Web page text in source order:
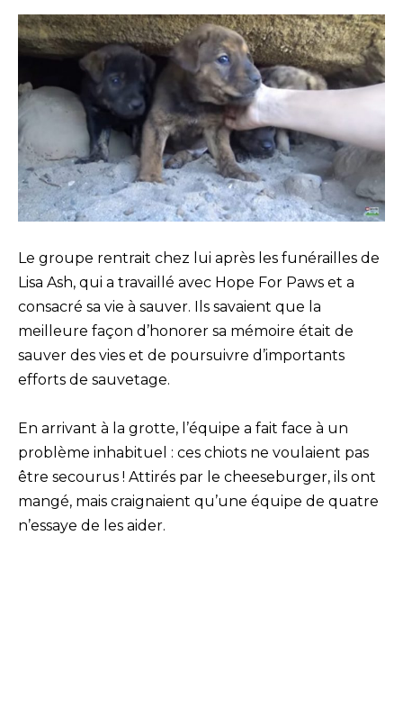
Le groupe rentrait chez lui après les funérailles de
Lisa Ash, qui a travaillé avec Hope For Paws et a
consacré sa vie à sauver. Ils savaient que la
meilleure façon d’honorer sa mémoire était de
sauver des vies et de poursuivre d’importants
efforts de sauvetage.
En arrivant à la grotte, l’équipe a fait face à un
problème inhabituel : ces chiots ne voulaient pas
être secourus ! Attirés par le cheeseburger, ils ont
mangé, mais craignaient qu’une équipe de quatre
n’essaye de les aider.